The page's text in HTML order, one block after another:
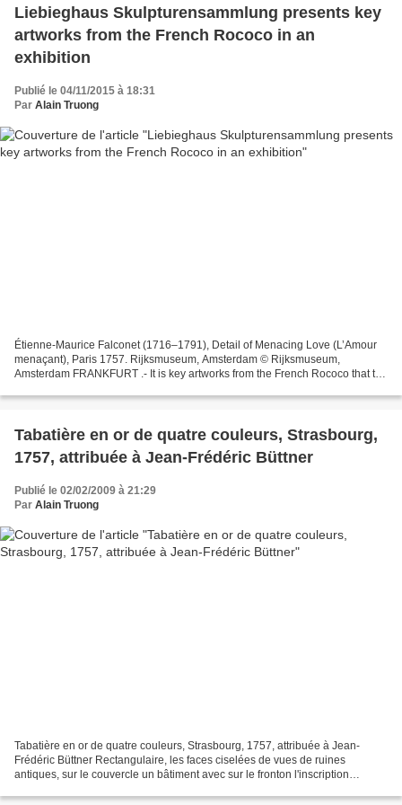
Liebieghaus Skulpturensammlung presents key
artworks from the French Rococo in an
exhibition
Publié le 04/11/2015 à 18:31
Par Alain Truong
Étienne-Maurice Falconet (1716–1791), Detail of Menacing Love (L’Amour
menaçant), Paris 1757. Rijksmuseum, Amsterdam © Rijksmuseum,
Amsterdam FRANKFURT .- It is key artworks from the French Rococo that the
Tabatière en or de quatre couleurs, Strasbourg,
1757, attribuée à Jean-Frédéric Büttner
Publié le 02/02/2009 à 21:29
Par Alain Truong
Tabatière en or de quatre couleurs, Strasbourg, 1757, attribuée à Jean-
Frédéric Büttner Rectangulaire, les faces ciselées de vues de ruines
antiques, sur le couvercle un bâtiment avec sur le fronton l'inscription